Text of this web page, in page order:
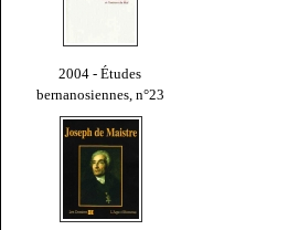
2004 - Études
bernanosiennes, n°23